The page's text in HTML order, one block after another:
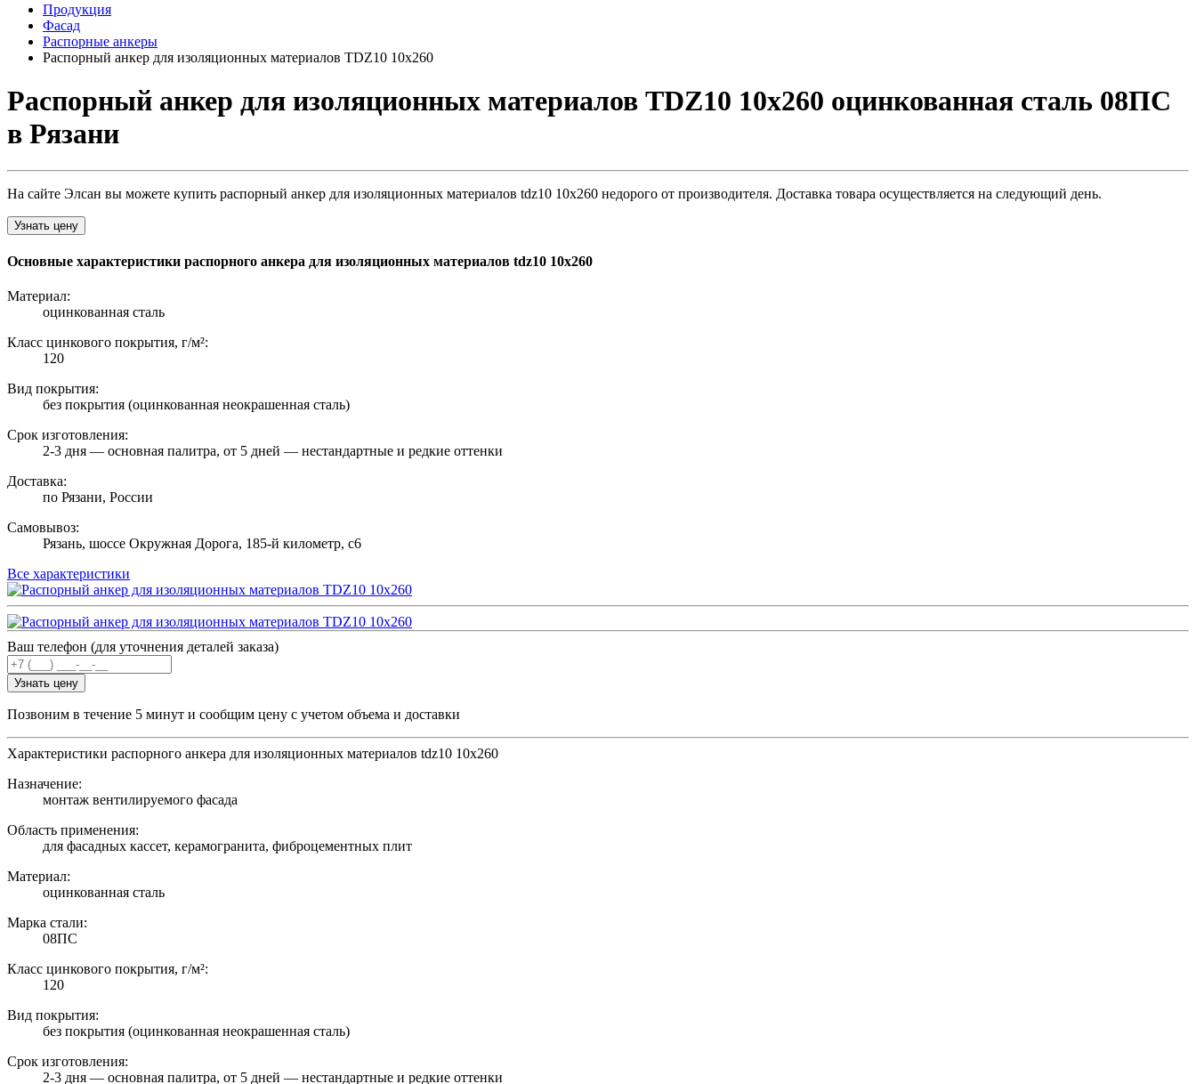
Продукция
Фасад
Распорные анкеры
Распорный анкер для изоляционных материалов TDZ10 10х260
Распорный анкер для изоляционных материалов TDZ10 10х260 оцинкованная сталь 08ПС
в Рязани
На сайте Элсан вы можете купить распорный анкер для изоляционных материалов tdz10 10х260 недорого от производителя. Доставка товара осуществляется на следующий день.
Узнать цену
Основные характеристики распорного анкера для изоляционных материалов tdz10 10х260
Материал:
оцинкованная сталь
Класс цинкового покрытия, г/м²:
120
Вид покрытия:
без покрытия (оцинкованная неокрашенная сталь)
Срок изготовления:
2-3 дня — основная палитра, от 5 дней — нестандартные и редкие оттенки
Доставка:
по Рязани, России
Самовывоз:
Рязань, шоссе Окружная Дорога, 185-й километр, с6
Все характеристики
Ваш телефон (для уточнения деталей заказа)
Узнать цену
Позвоним в течение 5 минут и сообщим цену с учетом объема и доставки
Характеристики распорного анкера для изоляционных материалов tdz10 10х260
Назначение:
монтаж вентилируемого фасада
Область применения:
для фасадных кассет, керамогранита, фиброцементных плит
Материал:
оцинкованная сталь
Марка стали:
08ПС
Класс цинкового покрытия, г/м²:
120
Вид покрытия:
без покрытия (оцинкованная неокрашенная сталь)
Срок изготовления:
2-3 дня — основная палитра, от 5 дней — нестандартные и редкие оттенки